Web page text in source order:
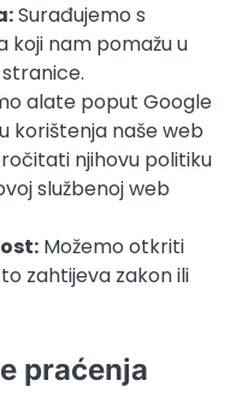
Surađujemo s
koji nam pomažu u
alate poput Google
korištenja naše web
njihovu politiku
službenoj web
Možemo otkriti
zahtijeva zakon ili
praćenja